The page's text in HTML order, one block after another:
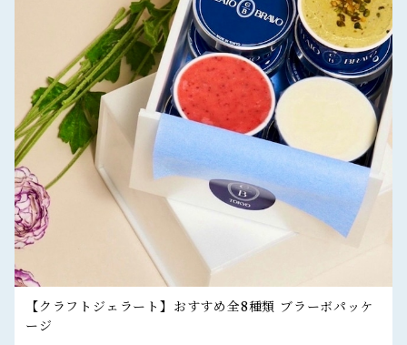
【クラフトジェラート】おすすめ全8種類 ブラーボパッケ
ージ